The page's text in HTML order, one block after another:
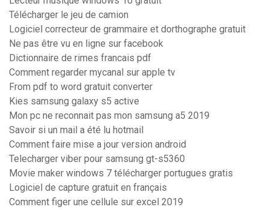
Télécharger le jeu de camion
Logiciel correcteur de grammaire et dorthographe gratuit
Ne pas être vu en ligne sur facebook
Dictionnaire de rimes francais pdf
Comment regarder mycanal sur apple tv
From pdf to word gratuit converter
Kies samsung galaxy s5 active
Mon pc ne reconnait pas mon samsung a5 2019
Savoir si un mail a été lu hotmail
Comment faire mise a jour version android
Telecharger viber pour samsung gt-s5360
Movie maker windows 7 télécharger portugues gratis
Logiciel de capture gratuit en français
Comment figer une cellule sur excel 2019